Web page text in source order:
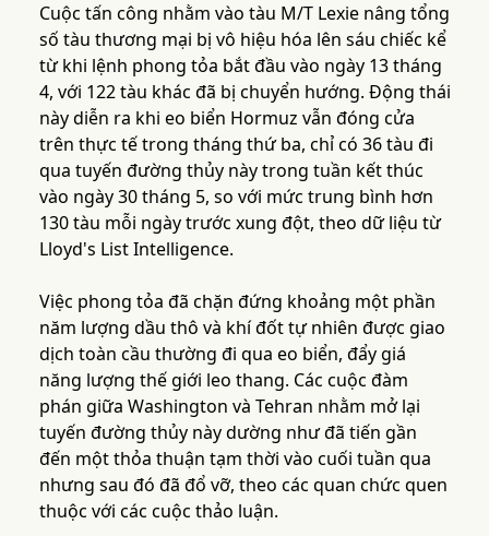
Cuộc tấn công nhằm vào tàu M/T Lexie nâng tổng
số tàu thương mại bị vô hiệu hóa lên sáu chiếc kể
từ khi lệnh phong tỏa bắt đầu vào ngày 13 tháng
4, với 122 tàu khác đã bị chuyển hướng. Động thái
này diễn ra khi eo biển Hormuz vẫn đóng cửa
trên thực tế trong tháng thứ ba, chỉ có 36 tàu đi
qua tuyến đường thủy này trong tuần kết thúc
vào ngày 30 tháng 5, so với mức trung bình hơn
130 tàu mỗi ngày trước xung đột, theo dữ liệu từ
Lloyd's List Intelligence.
Việc phong tỏa đã chặn đứng khoảng một phần
năm lượng dầu thô và khí đốt tự nhiên được giao
dịch toàn cầu thường đi qua eo biển, đẩy giá
năng lượng thế giới leo thang. Các cuộc đàm
phán giữa Washington và Tehran nhằm mở lại
tuyến đường thủy này dường như đã tiến gần
đến một thỏa thuận tạm thời vào cuối tuần qua
nhưng sau đó đã đổ vỡ, theo các quan chức quen
thuộc với các cuộc thảo luận.